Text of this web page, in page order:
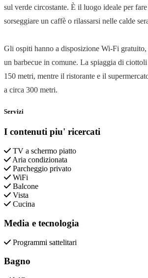
sul verde circostante. È il luogo ideale per
sorseggiare un caffè o rilassarsi nelle calde
Gli ospiti hanno a disposizione Wi-Fi
un barbecue in comune. La spiaggia di
150 metri, mentre il ristorante e il
a circa 300 metri.
Servizi
I contenuti piu' ricercati
TV a schermo piatto
Aria condizionata
Parcheggio privato
WiFi
Balcone
Vista
Cucina
Media e tecnologia
Programmi sattelitari
Bagno